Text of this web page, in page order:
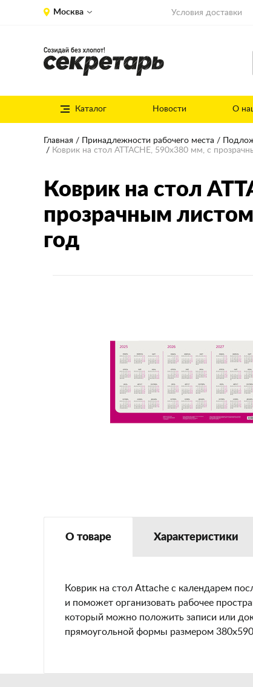
Москва Условия доставки
Каталог Новости О
Главная Принадлежности рабочего места
Коврик на стол ATTACHE, 590x380 мм, с
Коврик на стол
прозрачным
год
О товаре Характеристики
Коврик на стол Attache с календарем
и поможет организовать рабочее
который можно положить записи или
прямоугольной формы размером